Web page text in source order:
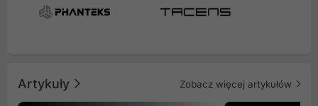
Artykuły Zobacz więcej artykułów